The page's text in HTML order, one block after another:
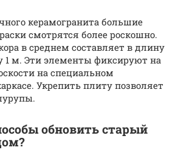
керамогранита большие
смотрятся более роскошно.
в среднем составляет в длину
1 м. Эти элементы фиксируют на
на специальном
Укрепить плиту позволяет
обновить старый